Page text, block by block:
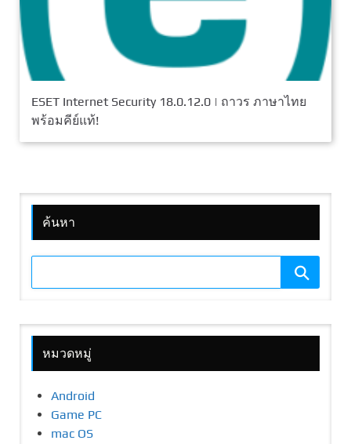
ESET Internet Security 18.0.12.0 | ถาวร ภาษาไทย
พร้อมคีย์แท้!
ค้นหา
หมวดหมู่
Android
Game PC
mac OS